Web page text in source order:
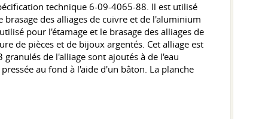
technique 6-09-4065-88. Il est utilisé
des alliages de cuivre et de l'aluminium
pour l'étamage et le brasage des alliages de
de pièces et de bijoux argentés. Cet alliage est
de l'alliage sont ajoutés à de l'eau
au fond à l'aide d'un bâton. La planche